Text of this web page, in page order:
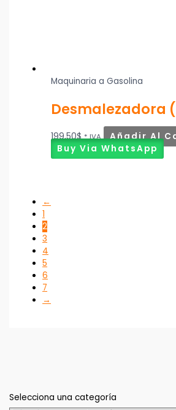
Selecciona una categoría
Maquinaria a Gasolina
Desmalezadora
199,50$ * IVA
Añadir Al
Buy Via WhatsApp
←
1
2
3
4
5
6
7
→